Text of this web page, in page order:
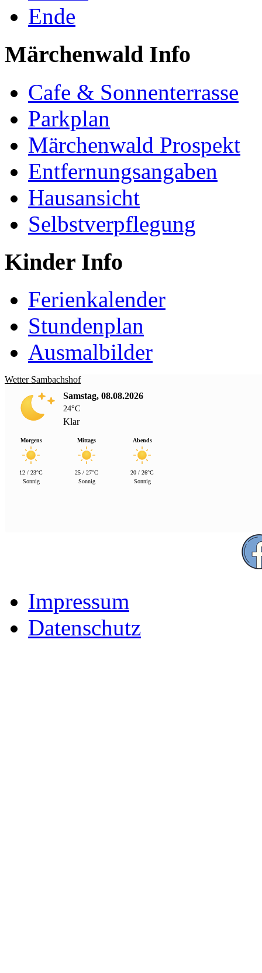
Ende
Märchenwald Info
Cafe & Sonnenterrasse
Parkplan
Märchenwald Prospekt
Entfernungsangaben
Hausansicht
Selbstverpflegung
Kinder Info
Ferienkalender
Stundenplan
Ausmalbilder
Wetter Sambachshof
Samstag, 08.08.2026
24°C
Klar
Morgens
12 / 23°C
Sonnig
Mittags
25 / 27°C
Sonnig
Abends
20 / 26°C
Sonnig
Impressum
Datenschutz